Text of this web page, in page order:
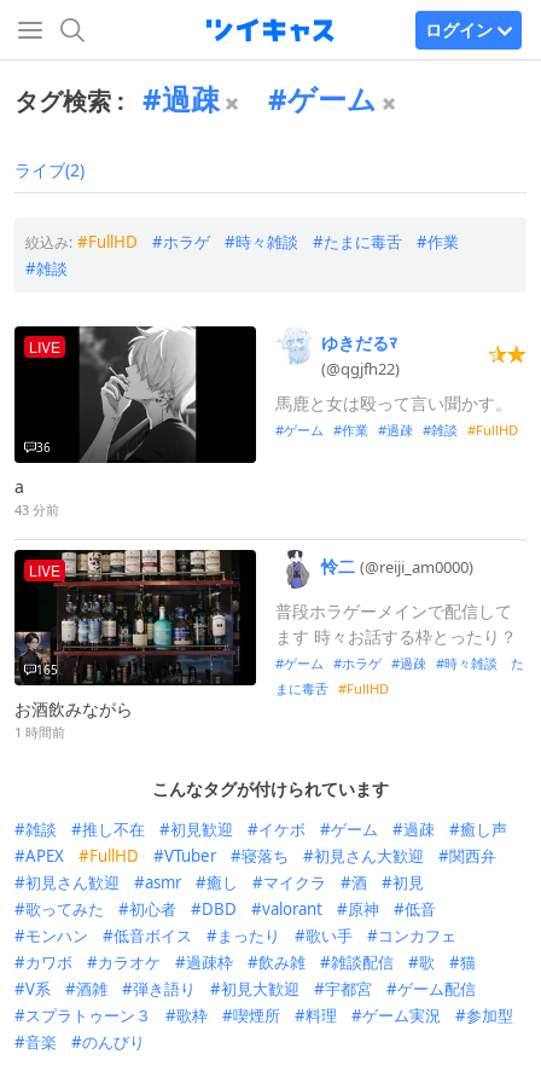
ログイン
タグ検索 : 過疎 ゲーム
ライブ(2)
絞込み: FullHD ホラゲ 時々雑談 たまに毒舌
作業
雑談
LIVE
36
a
43 分前
ゆきだるﾏ
(@qgjfh22)
馬鹿と女は殴って言い聞かす。
ゲーム 作業 過疎 雑談 FullHD
LIVE
165
お酒飲みながら
1 時間前
怜二 (@reiji_ am0000)
普段ホラゲーメインで配信して
ます 時々お話する枠とったり？
ゲーム ホラゲ 過疎
時々雑談 た
まに毒舌
FullHD
こんなタグが付けられています
雑談 推し不在 初見歓迎 イケボ ゲーム 過疎
癒し声
APEX
FullHD VTuber 寝落ち 初見さん大歓迎
関西弁
初見さん歓迎
asmr 癒し マイクラ 酒
初見
歌ってみた
初心者 DBD valorant 原神
低音
モンハン
低音ボイス まったり 歌い手
コンカフェ
カワボ
カラオケ 過疎枠 飲み雑 雑談配信 歌
猫
V系
酒雑 弾き語り 初見大歓迎 宇都宮
ゲーム配信
スプラトゥーン３
歌枠 喫煙所 料理 ゲーム実況
参加型
音楽
のんびり